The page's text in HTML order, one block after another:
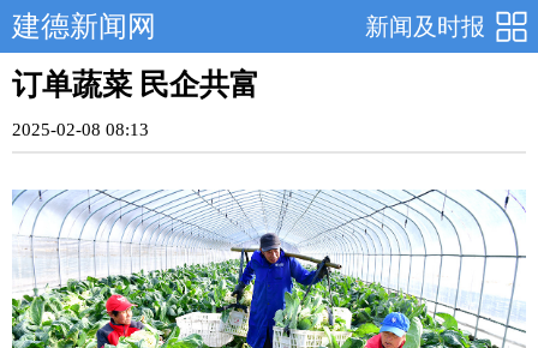
新闻及时报
建德新闻网
订单蔬菜 民企共富
2025-02-08 08:13